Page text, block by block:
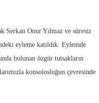
Serkan Onur Yılmaz ve süresiz
eyleme katıldık. Eylemde
bulunan özgür tutsakların
konsolosluğun çevresinde